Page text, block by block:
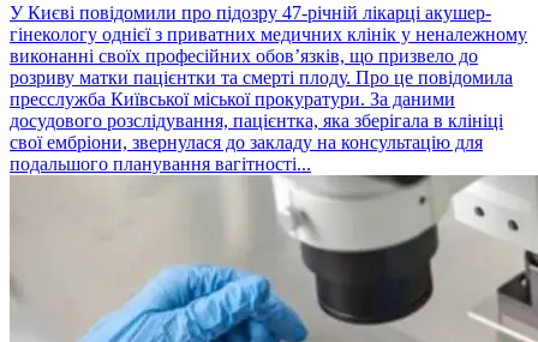
У Києві повідомили про підозру 47-річній лікарці акушер-
гінекологу однієї з приватних медичних клінік у неналежному
виконанні своїх професійних обов’язків, що призвело до
розриву матки пацієнтки та смерті плоду. Про це повідомила
пресслужба Київської міської прокуратури. За даними
досудового розслідування, пацієнтка, яка зберігала в клініці
свої ембріони, звернулася до закладу на консультацію для
подальшого планування вагітності...